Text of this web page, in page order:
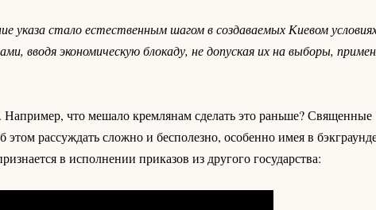
указа стало естественным шагом в создаваемых Киевом
вводя экономическую блокаду, не допуская их на выборы,
Например, что мешало кремлянам сделать это раньше?
рассуждать сложно и бесполезно, особенно имея в
в исполнении приказов из другого государства: